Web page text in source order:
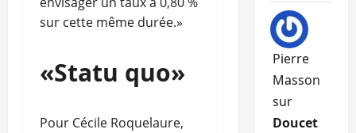
sur cette même durée.»
«Statu quo»
Pour Cécile Roquelaure,
Pierre
Masson
sur
Doucet